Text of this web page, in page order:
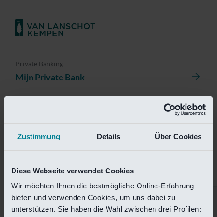
Zustimmung Details Über Cookies
Diese Webseite verwendet Cookies
Wir möchten Ihnen die bestmögliche Online-Erfahrung
bieten und verwenden Cookies, um uns dabei zu
unterstützen. Sie haben die Wahl zwischen drei Profilen:
Private Banking
Mijn Private Bank
Helaas is deze pagina